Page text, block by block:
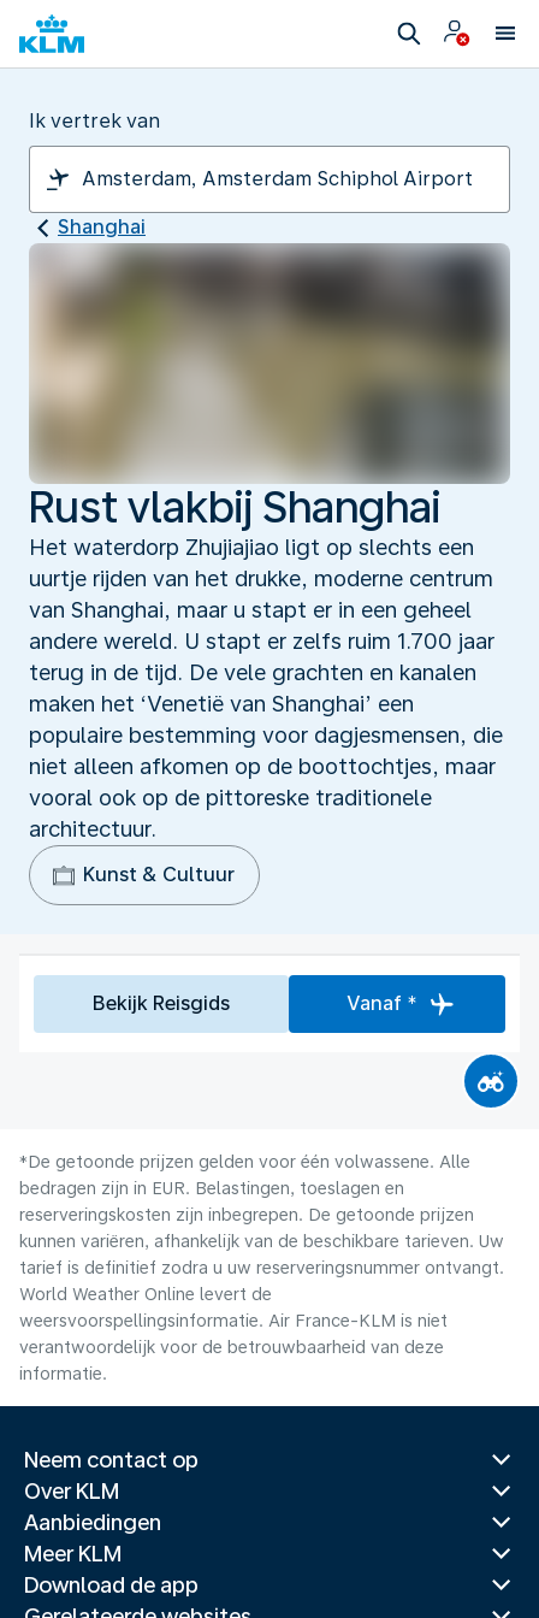
Ik vertrek van
Shanghai
Rust vlakbij Shanghai
Het waterdorp Zhujiajiao ligt op slechts een
uurtje rijden van het drukke, moderne centrum
van Shanghai, maar u stapt er in een geheel
andere wereld. U stapt er zelfs ruim 1.700 jaar
terug in de tijd. De vele grachten en kanalen
maken het ‘Venetië van Shanghai’ een
populaire bestemming voor dagjesmensen, die
niet alleen afkomen op de boottochtjes, maar
vooral ook op de pittoreske traditionele
architectuur.
Kunst & Cultuur
Bekijk Reisgids Vanaf *
*De getoonde prijzen gelden voor één volwassene. Alle
bedragen zijn in EUR. Belastingen, toeslagen en
reserveringskosten zijn inbegrepen. De getoonde prijzen
kunnen variëren, afhankelijk van de beschikbare tarieven. Uw
tarief is definitief zodra u uw reserveringsnummer ontvangt.
World Weather Online levert de
weersvoorspellingsinformatie. Air France-KLM is niet
verantwoordelijk voor de betrouwbaarheid van deze
informatie.
Neem contact op
Over KLM
Aanbiedingen
Meer KLM
Download de app